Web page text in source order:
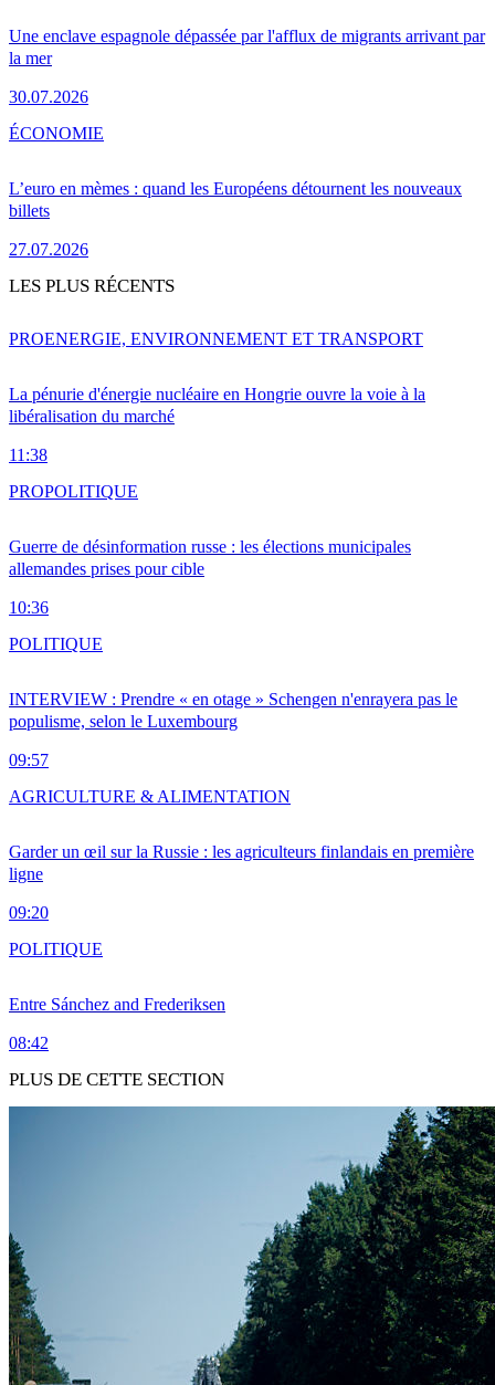
Une enclave espagnole dépassée par l'afflux de migrants arrivant par
la mer
30.07.2026
L’euro en mèmes : quand les Européens détournent les nouveaux
billets
27.07.2026
ÉCONOMIE
LES PLUS RÉCENTS
La pénurie d'énergie nucléaire en Hongrie ouvre la voie à la
libéralisation du marché
11:38
PROENERGIE, ENVIRONNEMENT ET TRANSPORT
Guerre de désinformation russe : les élections municipales
allemandes prises pour cible
10:36
PROPOLITIQUE
INTERVIEW : Prendre « en otage » Schengen n'enrayera pas le
populisme, selon le Luxembourg
09:57
POLITIQUE
Garder un œil sur la Russie : les agriculteurs finlandais en première
ligne
09:20
AGRICULTURE & ALIMENTATION
Entre Sánchez and Frederiksen
08:42
POLITIQUE
PLUS DE CETTE SECTION